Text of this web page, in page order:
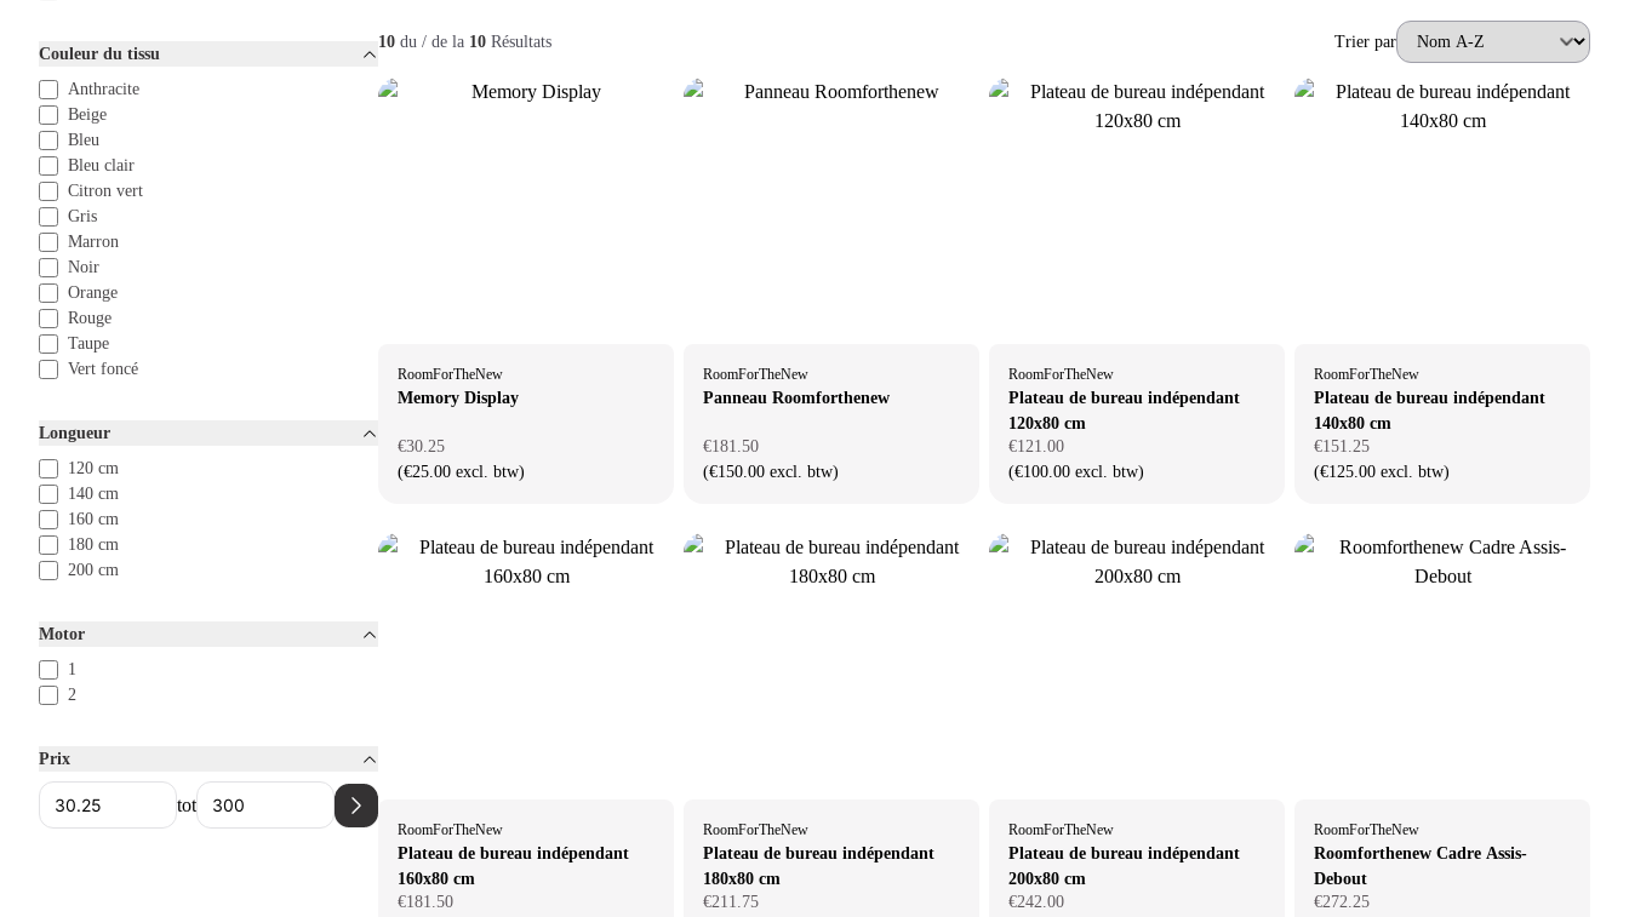
Couleur du tissu
Anthracite
Beige
Bleu
Bleu clair
Citron vert
Gris
Marron
Noir
Orange
Rouge
Taupe
Vert foncé
Longueur
120 cm
140 cm
160 cm
180 cm
200 cm
Motor
1
2
Prix
tot
10 du / de la 10 Résultats Trier par
RoomForTheNew
Memory Display
€30.25
(€25.00 excl. btw)
RoomForTheNew
Panneau Roomforthenew
€181.50
(€150.00 excl. btw)
RoomForTheNew
Plateau de bureau indépendant
120x80 cm
€121.00
(€100.00 excl. btw)
RoomForTheNew
Plateau de bureau indépendant
140x80 cm
€151.25
(€125.00 excl. btw)
RoomForTheNew
Plateau de bureau indépendant
160x80 cm
€181.50
RoomForTheNew
Plateau de bureau indépendant
180x80 cm
€211.75
RoomForTheNew
Plateau de bureau indépendant
200x80 cm
€242.00
RoomForTheNew
Roomforthenew Cadre Assis-
Debout
€272.25